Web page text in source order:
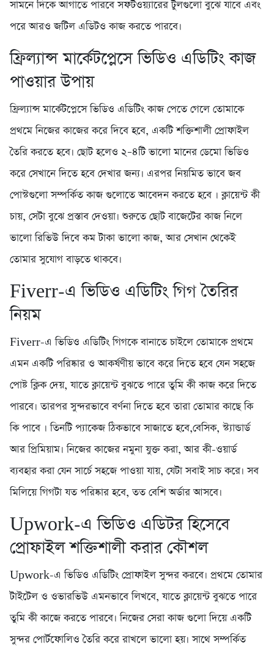
সামনে দিকে আগাতে পারবে সফটওয়্যারের টুলগুলো বুঝে যাবে এবং
পরে আরও জটিল এডিটও কাজ করতে পারবে।
ফ্রিল্যান্স মার্কেটপ্লেসে ভিডিও এডিটিং কাজ
পাওয়ার উপায়
ফ্রিল্যান্স মার্কেটপ্লেসে ভিডিও এডিটিং কাজ পেতে গেলে তোমাকে
প্রথমে নিজের কাজের করে দিবে হবে, একটি শক্তিশালী প্রোফাইল
তৈরি করতে হবে। ছোট হলেও ২–৪টি ভালো মানের ডেমো ভিডিও
করে সেখানে দিতে হবে দেখার জন্য। এরপর নিয়মিত ভাবে জব
পোস্টগুলো সম্পর্কিত কাজ গুলোতে আবেদন করতে হবে । ক্লায়েন্ট কী
চায়, সেটা বুঝে প্রস্তাব দেওয়া। শুরুতে ছোট বাজেটের কাজ নিলে
ভালো রিভিউ দিবে কম টাকা ভালো কাজ, আর সেখান থেকেই
তোমার সুযোগ বাড়তে থাকবে।
Fiverr-এ ভিডিও এডিটিং গিগ তৈরির
নিয়ম
Fiverr-এ ভিডিও এডিটিং গিগকে বানাতে চাইলে তোমাকে প্রথমে
এমন একটি পরিষ্কার ও আকর্ষণীয় ভাবে করে দিতে হবে যেন সহজে
পোষ্ট ক্লিক দেয়, যাতে ক্লায়েন্ট বুঝতে পারে তুমি কী কাজ করে দিতে
পারবে। তারপর সুন্দরভাবে বর্ণনা দিতে হবে তারা তোমার কাছে কি
কি পাবে । তিনটি প্যাকেজ ঠিকভাবে সাজাতে হবে,বেসিক, স্ট্যান্ডার্ড
আর প্রিমিয়াম। নিজের কাজের নমুনা যুক্ত করা, আর কী-ওয়ার্ড
ব্যবহার করা যেন সার্চে সহজে পাওয়া যায়, যেটা সবাই সাচ করে। সব
মিলিয়ে গিগটা যত পরিষ্কার হবে, তত বেশি অর্ডার আসবে।
Upwork-এ ভিডিও এডিটর হিসেবে
প্রোফাইল শক্তিশালী করার কৌশল
Upwork-এ ভিডিও এডিটিং প্রোফাইল সুন্দর করবে। প্রথমে তোমার
টাইটেল ও ওভারভিউ এমনভাবে লিখবে, যাতে ক্লায়েন্ট বুঝতে পারে
তুমি কী কাজে করতে পারবে। নিজের সেরা কাজ গুলো দিয়ে একটি
সুন্দর পোর্টফোলিও তৈরি করে রাখলে ভালো হয়। সাথে সম্পর্কিত